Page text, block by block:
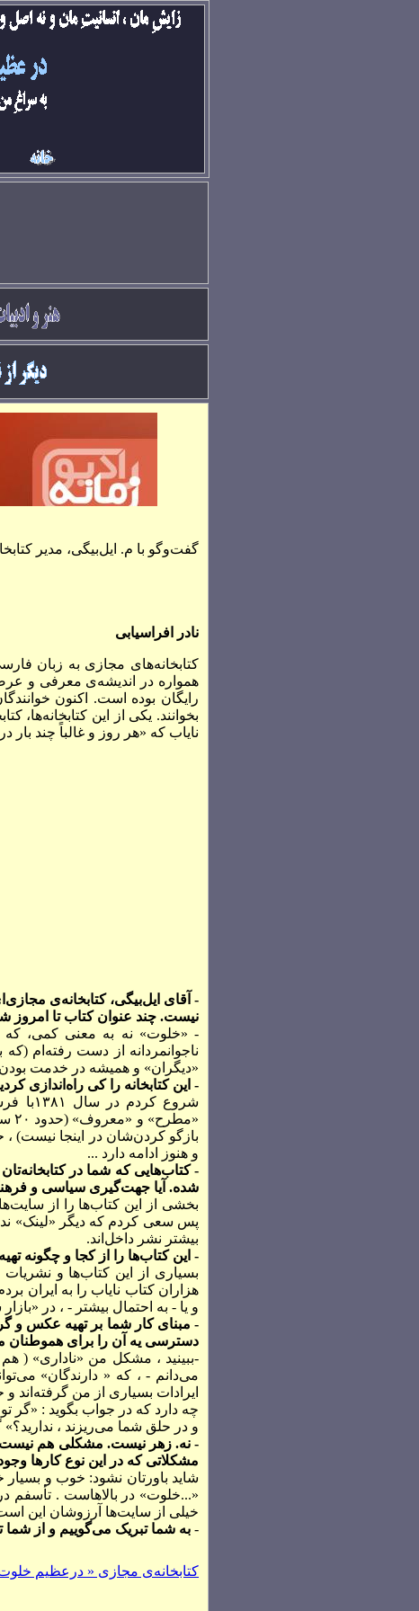
گفت‌وگو با م. ایل‌بیگی، مدیر
نادر افراسیابی
کتابخانه‌های مجازی به زبان
همواره در اندیشه‌ی معرفی و
رایگان بوده است. اکنون
بخوانند. یکی از این
نایاب که «هر روز و غالباً چند
- آقای ایل‌بیگی، کتابخانه‌ی
نیست. چند عنوان کتاب تا امروز
- «خلوت» نه به معنی کمی، که
ناجوانمردانه از دست رفته‌ام
«ديگران» و هميشه در خدمت بودن - با مخارج
- این کتابخانه را کی راه‌اندازی
شروع
و هنوز ادامه دارد ...
- کتاب‌هایی که شما در
شده. آیا جهت‌گیری سیاسی و
بخشی از اين کتاب‌ها را از
پس سعی کردم که ديگر «لينک»
بیشتر نشر داخل‌اند.
- این کتاب‌ها را از کجا و چگونه
هزاران کتاب ناياب را به ايران
و يا - به احتمال بيشتر - ، در
- مبنای کار شما بر تهیه عکس
دسترسی یه آن را برای همو‌طنان
-ببينيد ، مشکل من «ناداری» (
می‌دانم - ، که « دارندگان»
ايرادات بسياری از من گرفته‌اند
چه دارد که در جواب بگويد : «گر
و در حلق شما می‌ريزند ،
- نه. زهر نیست. مشکلی هم
مشکلاتی که در این نوع کارها
شايد باورتان نشود: خوب و
خیلی از سايت‌ها آرزوشان اين
- به شما تبریک می‌گوییم و از
کتابخانه‌ی مجازی « درعظیم